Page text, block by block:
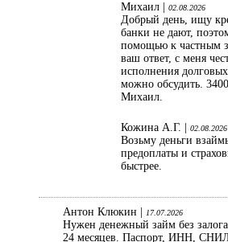
Михаил | 02.08.2026
Добрый день, ищу
банки не дают,
помощью к частным
ваш ответ, с меня
исполнения долговых
можно обсудить.
Михаил.
Кожина А.Г. | 02.08.2026
Возьму деньги
предоплаты и
быстрее.
Антон Клюкин | 17.07.2026
Нужен денежный займ без
24 месяцев. Паспорт, ИНН,